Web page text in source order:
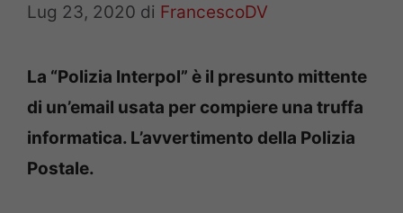
Lug 23, 2020 di FrancescoDV
La “Polizia Interpol” è il presunto mittente
di un’email usata per compiere una truffa
informatica. L’avvertimento della Polizia
Postale.